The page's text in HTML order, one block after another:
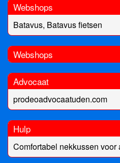
Webshops
Batavus, Batavus fietsen
Webshops
Advocaat
prodeoadvocaatuden.com
Hulp
Comfortabel nekkussen